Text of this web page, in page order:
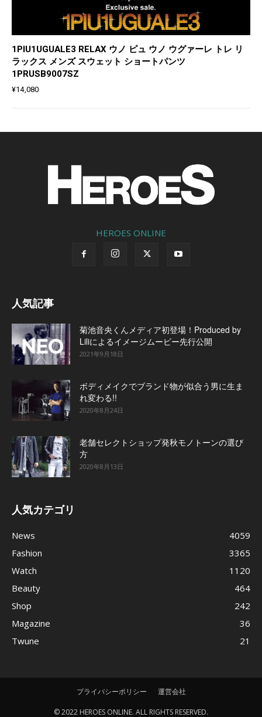
1PIU1UGUALE3 RELAX ウノ ピュ ウノ ウグァーレ トレ リ
ラックス メンズ スウェット ショートパンツ
1PRUSB9007SZ
¥14,080
HEROES ONLINE
人気記事
菊池音央くんメディア初登場！Produced by
Liliによるイメージムービー先行公開
2021年9月18日
ボディメイクでブランド物が似合う男に生ま
れ変わる!!
2020年8月24日
老舗セレクトショップ発秋モノトーンの選び
方
2020年8月13日
人気カテゴリ
News
4059
Fashion
3365
Watch
1120
Beauty
464
Shop
242
Magazine
36
Twune
21
プライバシーポリシー 運営会社
© 2022 HEROES ONLINE. ALL RIGHTS RESERVED.